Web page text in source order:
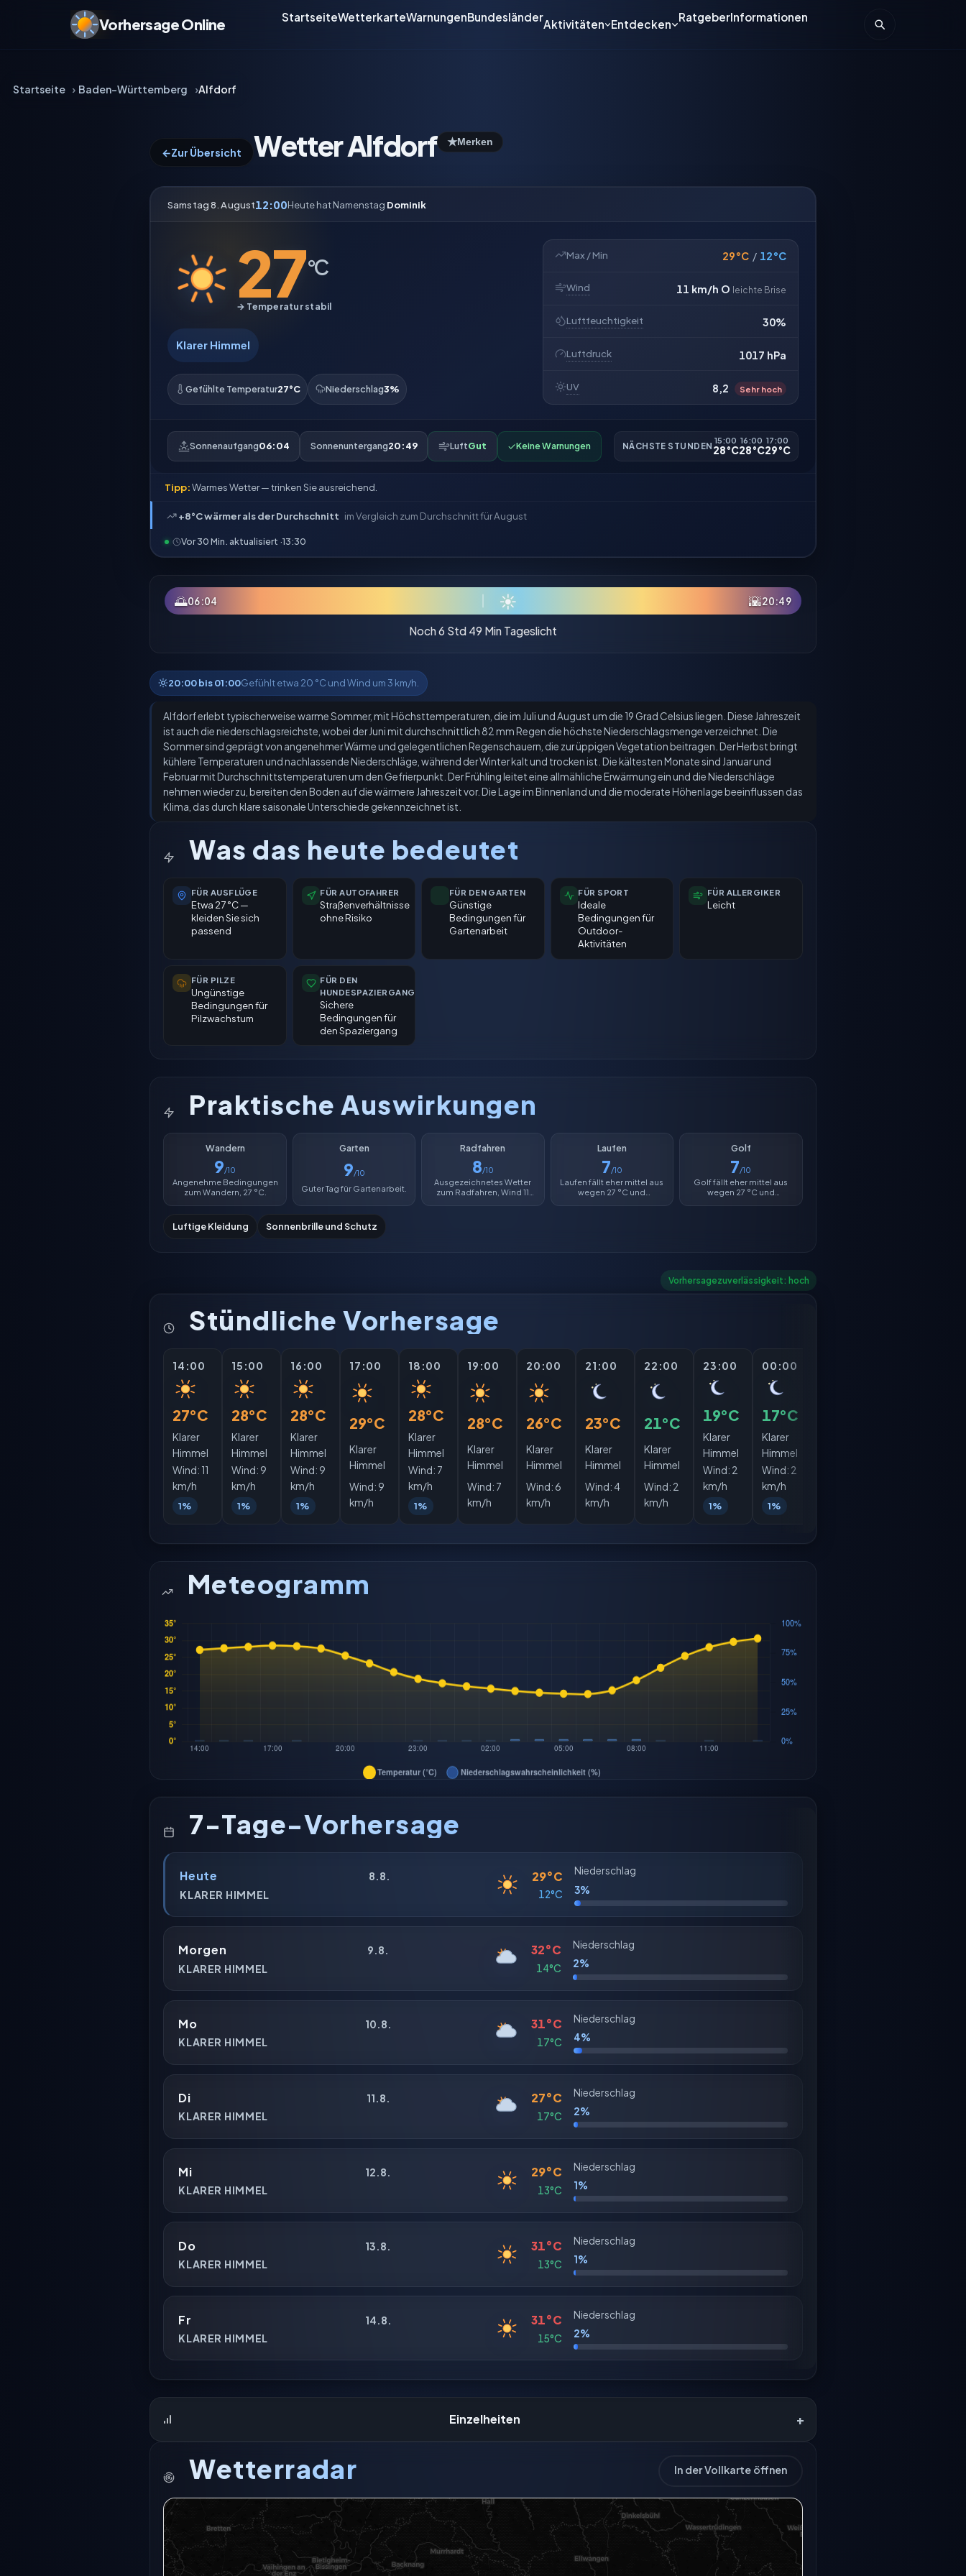
Vorhersage Online StartseiteWetterkarteWarnungenBundesländer
Aktivitäten Entdecken
RatgeberInformationen
Startseite Baden-Württemberg Alfdorf
←Zur Übersicht Wetter Alfdorf ★Merken
Samstag 8. August12:00Heute hat Namenstag Dominik
27°C
→ Temperatur stabil
Klarer Himmel
Gefühlte Temperatur27°C Niederschlag3%
Max / Min 29°C / 12°C
Wind 11 km/h O leichte Brise
Luftfeuchtigkeit 30%
Luftdruck 1017 hPa
UV 8,2 Sehr hoch
Sonnenaufgang06:04 Sonnenuntergang20:49 LuftGut ✓Keine Warnungen NÄCHSTE STUNDEN
15:00
28°C
16:00
28°C
17:00
29°C
Tipp:Warmes Wetter — trinken Sie ausreichend.
+8°C wärmer als der Durchschnitt im Vergleich zum Durchschnitt für August
Vor 30 Min. aktualisiert ·13:30
🌅06:04 ☀ 🌇20:49
Noch 6 Std 49 Min Tageslicht
20:00 bis 01:00Gefühlt etwa 20 °C und Wind um 3 km/h.
Alfdorf erlebt typischerweise warme Sommer, mit Höchsttemperaturen, die im Juli und August um die 19 Grad Celsius liegen. Diese Jahreszeit
ist auch die niederschlagsreichste, wobei der Juni mit durchschnittlich 82 mm Regen die höchste Niederschlagsmenge verzeichnet. Die
Sommer sind geprägt von angenehmer Wärme und gelegentlichen Regenschauern, die zur üppigen Vegetation beitragen. Der Herbst bringt
kühlere Temperaturen und nachlassende Niederschläge, während der Winter kalt und trocken ist. Die kältesten Monate sind Januar und
Februar mit Durchschnittstemperaturen um den Gefrierpunkt. Der Frühling leitet eine allmähliche Erwärmung ein und die Niederschläge
nehmen wieder zu, bereiten den Boden auf die wärmere Jahreszeit vor. Die Lage im Binnenland und die moderate Höhenlage beeinflussen das
Klima, das durch klare saisonale Unterschiede gekennzeichnet ist.
Was das heute bedeutet
FÜR AUSFLÜGE
Etwa 27 °C —
kleiden Sie sich
passend
FÜR AUTOFAHRER
Straßenverhältnisse
ohne Risiko
FÜR DEN GARTEN
Günstige
Bedingungen für
Gartenarbeit
FÜR SPORT
Ideale
Bedingungen für
Outdoor-
Aktivitäten
FÜR ALLERGIKER
Leicht
FÜR PILZE
Ungünstige
Bedingungen für
Pilzwachstum
FÜR DEN
HUNDESPAZIERGANG
Sichere
Bedingungen für
den Spaziergang
Praktische Auswirkungen
Wandern
9/10
Angenehme Bedingungen
zum Wandern, 27 °C.
Garten
9/10
Guter Tag für Gartenarbeit.
Radfahren
8/10
Ausgezeichnetes Wetter
zum Radfahren, Wind 11
Laufen
7/10
Laufen fällt eher mittel aus
wegen 27 °C und
Golf
7/10
Golf fällt eher mittel aus
wegen 27 °C und
Luftige Kleidung Sonnenbrille und Schutz
Vorhersagezuverlässigkeit: hoch
Stündliche Vorhersage
14:00
27°C
Klarer
Himmel
Wind: 11
km/h
1%
15:00
28°C
Klarer
Himmel
Wind: 9
km/h
1%
16:00
28°C
Klarer
Himmel
Wind: 9
km/h
1%
17:00
29°C
Klarer
Himmel
Wind: 9
km/h
18:00
28°C
Klarer
Himmel
Wind: 7
km/h
1%
19:00
28°C
Klarer
Himmel
Wind: 7
km/h
20:00
26°C
Klarer
Himmel
Wind: 6
km/h
21:00
23°C
Klarer
Himmel
Wind: 4
km/h
22:00
21°C
Klarer
Himmel
Wind: 2
km/h
23:00
19°C
Klarer
Himmel
Wind: 2
km/h
1%
00:00
17°C
Klarer
Himmel
Wind: 2
km/h
1%
Meteogramm
7-Tage-Vorhersage
Heute
8.8.
KLARER HIMMEL
29°C
12°C
Niederschlag
3%
Morgen
9.8.
KLARER HIMMEL
32°C
14°C
Niederschlag
2%
Mo
10.8.
KLARER HIMMEL
31°C
17°C
Niederschlag
4%
Di
11.8.
KLARER HIMMEL
27°C
17°C
Niederschlag
2%
Mi
12.8.
KLARER HIMMEL
29°C
13°C
Niederschlag
1%
Do
13.8.
KLARER HIMMEL
31°C
13°C
Niederschlag
1%
Fr
14.8.
KLARER HIMMEL
31°C
15°C
Niederschlag
2%
Einzelheiten +
Wetterradar In der Vollkarte öffnen
Das Radar für diesen Ort konnte gerade nicht geladen werden.